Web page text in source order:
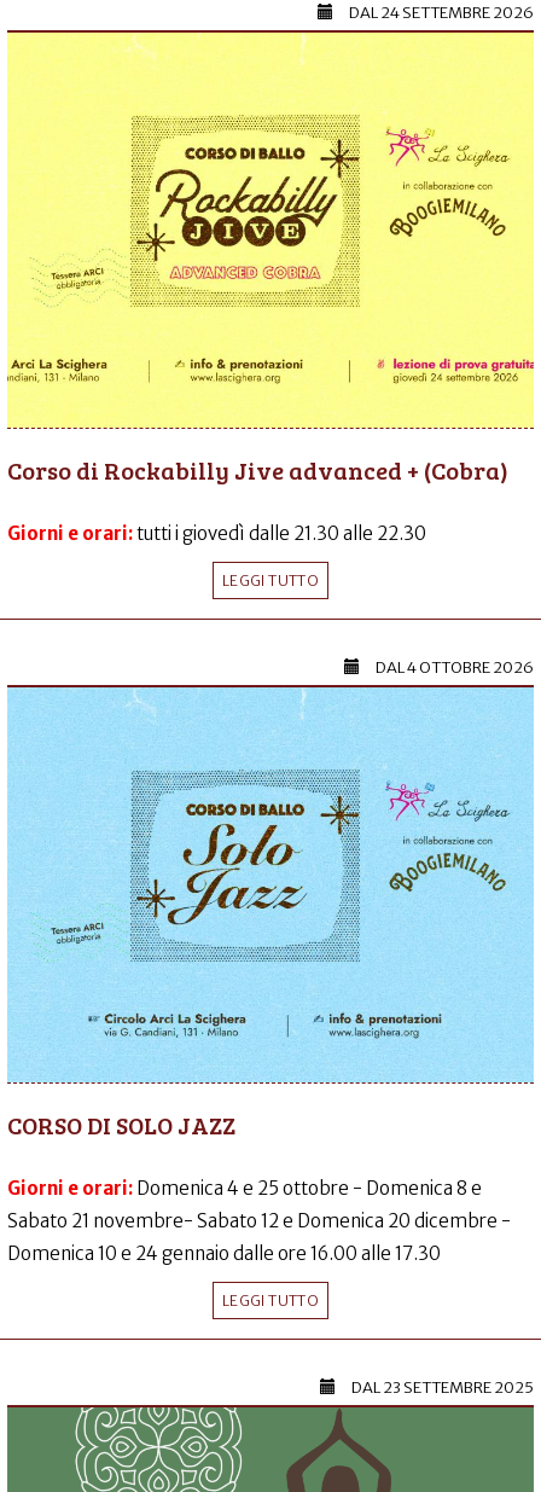
DAL24 SETTEMBRE 2026
Corso di Rockabilly Jive advanced + (Cobra)
Giorni e orari:tutti i giovedì dalle 21.30 alle 22.30
LEGGI TUTTO
DAL4 OTTOBRE 2026
CORSO DI SOLO JAZZ
Giorni e orari: Domenica 4 e 25 ottobre - Domenica 8 e
Sabato 21 novembre- Sabato 12 e Domenica 20 dicembre -
Domenica 10 e 24 gennaio dalle ore 16.00 alle 17.30
LEGGI TUTTO
DAL23 SETTEMBRE 2025